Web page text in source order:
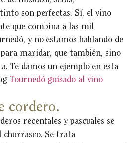
son perfectas. Sí, el vino
que combina a las mil
y no estamos hablando de
maridar, que también, sino
Te damos un ejemplo en esta
Tournedó guisado al vino
cordero.
recentales y pascuales se
churrasco. Se trata